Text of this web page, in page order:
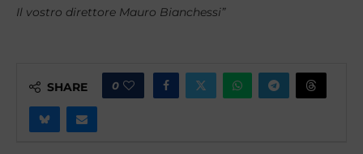
Il vostro direttore Mauro Bianchessi”
SHARE 0